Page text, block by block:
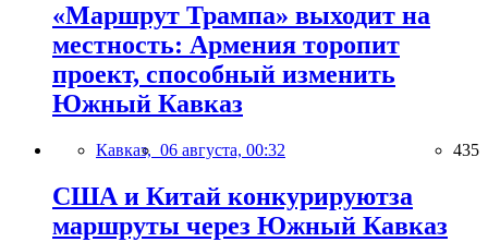
«Маршрут Трампа» выходит на
местность: Армения торопит
проект, способный изменить
Южный Кавказ
Кавказ, 06 августа, 00:32 435
США и Китай конкурируютза
маршруты через Южный Кавказ